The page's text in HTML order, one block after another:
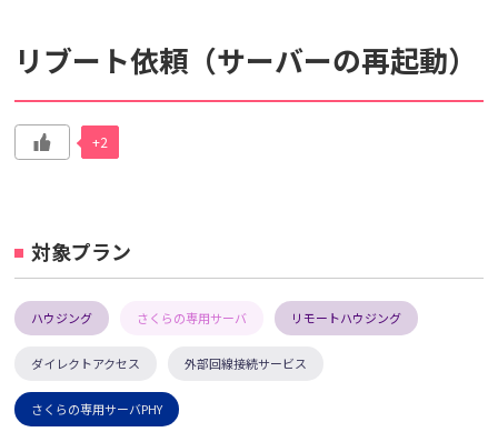
検索対象
動画マニュアル
リブート依頼（サーバーの再起動）
+2
対象プラン
ハウジング さくらの専用サーバ リモートハウジング
ダイレクトアクセス 外部回線接続サービス
さくらの専用サーバPHY